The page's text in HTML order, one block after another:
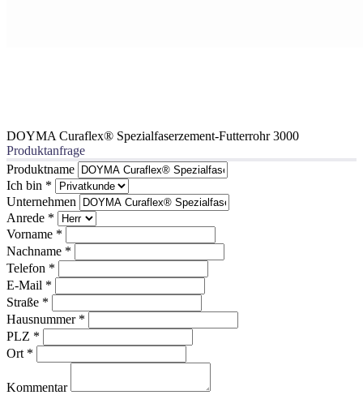
DOYMA Curaflex® Spezialfaserzement-Futterrohr 3000
Produktanfrage
Produktname
Ich bin *
Unternehmen
Anrede *
Vorname *
Nachname *
Telefon *
E-Mail *
Straße *
Hausnummer *
PLZ *
Ort *
Kommentar